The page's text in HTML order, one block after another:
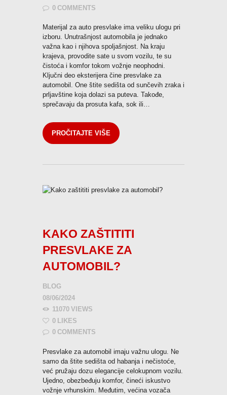
Pozovi odmah
0 COMMENTS
Materijal za auto presvlake ima veliku ulogu pri
izboru. Unutrašnjost automobila je jednako
važna kao i njihova spoljašnjost. Na kraju
krajeva, provodite sate u svom vozilu, te su
čistoća i komfor tokom vožnje neophodni.
Ključni deo eksterijera čine presvlake za
automobil. One štite sedišta od sunčevih zraka i
prljavštine koja dolazi sa puteva. Takođe,
sprečavaju da prosuta kafa, sok ili…
PROČITAJTE VIŠE
KAKO ZAŠTITITI
PRESVLAKE ZA
AUTOMOBIL?
BLOG
08/06/2024
11070 VIEWS
0 LIKES
0 COMMENTS
Presvlake za automobil imaju važnu ulogu. Ne
samo da štite sedišta od habanja i nečistoće,
već pružaju dozu elegancije celokupnom vozilu.
Ujedno, obezbeđuju komfor, čineći iskustvo
vožnje vrhunskim. Međutim, većina vozača